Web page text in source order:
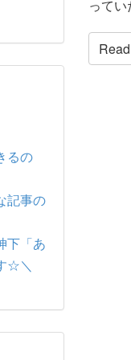
って
るの
記事の
下「あ
☆＼